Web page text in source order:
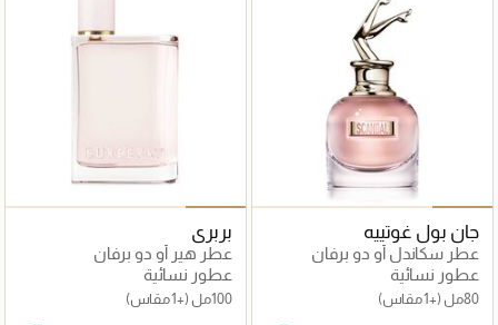
جان بول غوتييه
عطر سكاندل أو دو برفان
عطور نسائية
80مل (+1 مقاس)
بربري
عطر هير أو دو برفان
عطور نسائية
100مل (+1 مقاس)